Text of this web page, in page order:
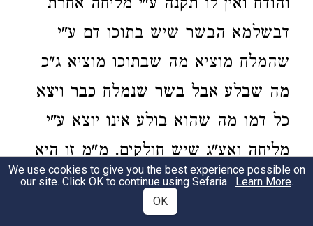
והודח ואין לו תקנה ע"י מליחה אחרת
דבשלמא הבשר שיש בתוכו דם ע"י
שהמלח מוציא מה שבתוכו מוציא ג"כ
מה שבלע אבל בשר שנמלח כבר ויצא
כל דמו מה שהוא בולע אינו יוצא ע"י
מליחה ואע"ג שיש חולקים. מ"מ זו היא
סברה נכונה וכן נראה דעת הרשב"א ז"ל
וכ"ש שהוא להחמיר. ומודה אני דסגי
We use cookies to give you the best experience possible on
our site. Click OK to continue using Sefaria. Learn More.
OK